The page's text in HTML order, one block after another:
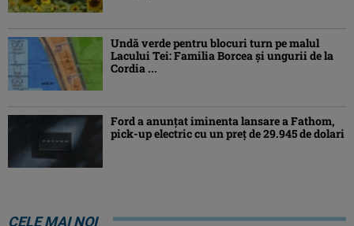
Undă verde pentru blocuri turn pe malul
Lacului Tei: Familia Borcea și ungurii de la
Cordia ...
Ford a anunțat iminenta lansare a Fathom,
pick-up electric cu un preț de 29.945 de dolari
CELE MAI NOI